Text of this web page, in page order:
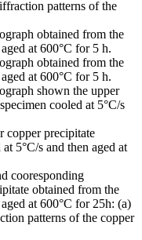
patterns of the
obtained from the
at 600°C for 5 h.
obtained from the
at 600°C for 5 h.
shown the upper
cooled at 5°C/s
copper precipitate
5°C/s and then aged at
cooresponding
obtained from the
at 600°C for 25h: (a)
patterns of the copper